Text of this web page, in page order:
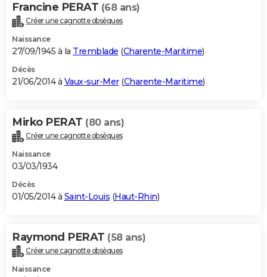
Francine PERAT (68 ans)
Créer une cagnotte obsèques
Naissance
27/09/1945 à la Tremblade (Charente-Maritime)
Décès
21/06/2014 à Vaux-sur-Mer(Charente-Maritime)
Mirko PERAT (80 ans)
Créer une cagnotte obsèques
Naissance
03/03/1934
Décès
01/05/2014 à Saint-Louis (Haut-Rhin)
Raymond PERAT (58 ans)
Créer une cagnotte obsèques
Naissance